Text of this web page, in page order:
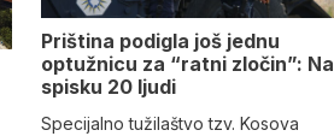
Priština podigla još jednu
optužnicu za “ratni zločin”: Na
spisku 20 ljudi
Specijalno tužilaštvo tzv. Kosova